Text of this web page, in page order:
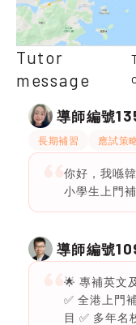
Tutor
message
導師編號
長期補習 應試策
你好，我喺
小學生上門
導師編號
🌟 專補英文
✅ 全港上門
目 ✅ 多年名